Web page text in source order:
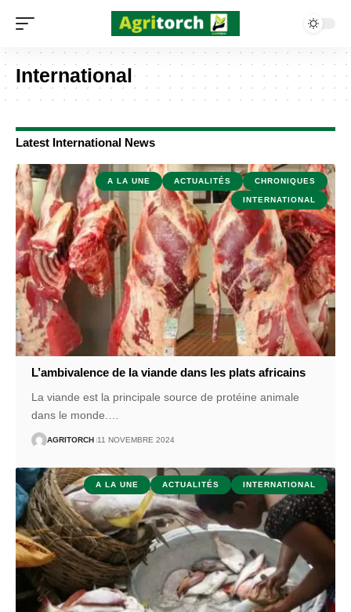
International
Latest International News
A LA UNE ACTUALITÉS CHRONIQUES
INTERNATIONAL
L’ambivalence de la viande dans les plats africains
La viande est la principale source de protéine animale
dans le monde.
AGRITORCH 11 NOVEMBRE 2024
A LA UNE ACTUALITÉS INTERNATIONAL